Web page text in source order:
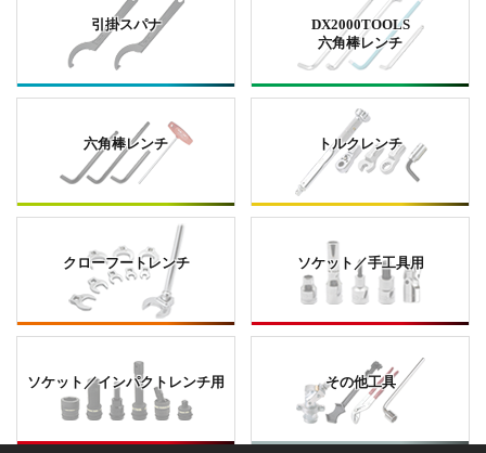
引掛スパナ
DX2000TOOLS
六角棒レンチ
六角棒レンチ トルクレンチ
クローフートレンチ ソケット／手工具用
ソケット／インパクトレンチ用 その他工具